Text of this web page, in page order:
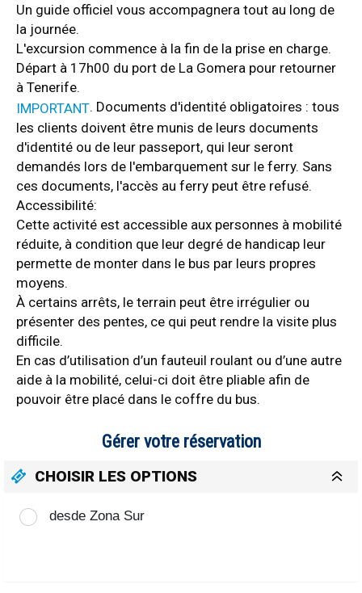
Un guide officiel vous accompagnera tout au long de
la journée.
L'excursion commence à la fin de la prise en charge.
Départ à 17h00 du port de La Gomera pour retourner
à Tenerife.
IMPORTANT. Documents d'identité obligatoires : tous
les clients doivent être munis de leurs documents
d'identité ou de leur passeport, qui leur seront
demandés lors de l'embarquement sur le ferry. Sans
ces documents, l'accès au ferry peut être refusé.
Accessibilité:
Cette activité est accessible aux personnes à mobilité
réduite, à condition que leur degré de handicap leur
permette de monter dans le bus par leurs propres
moyens.
À certains arrêts, le terrain peut être irrégulier ou
présenter des pentes, ce qui peut rendre la visite plus
difficile.
En cas d’utilisation d’un fauteuil roulant ou d’une autre
aide à la mobilité, celui-ci doit être pliable afin de
pouvoir être placé dans le coffre du bus.
Gérer votre réservation
CHOISIR LES OPTIONS
desde Zona Sur